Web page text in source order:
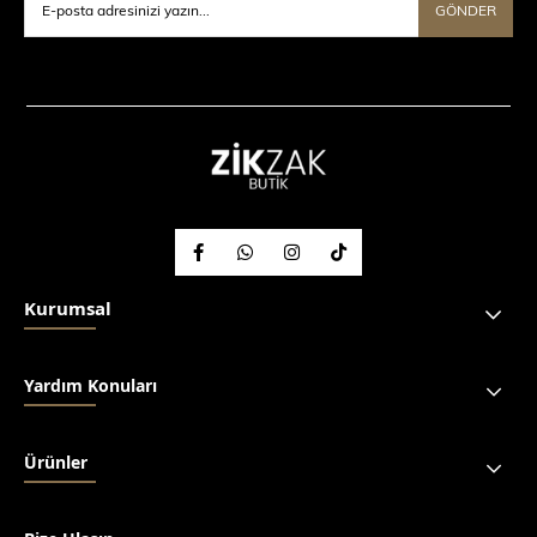
GÖNDER
Kurumsal
Yardım Konuları
Ürünler